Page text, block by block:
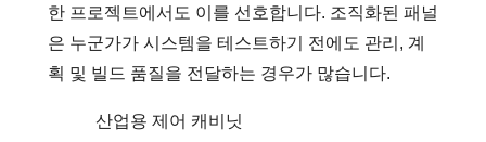
한 프로젝트에서도 이를 선호합니다. 조직화된 패널
은 누군가가 시스템을 테스트하기 전에도 관리, 계
획 및 빌드 품질을 전달하는 경우가 많습니다.
산업용 제어 캐비닛